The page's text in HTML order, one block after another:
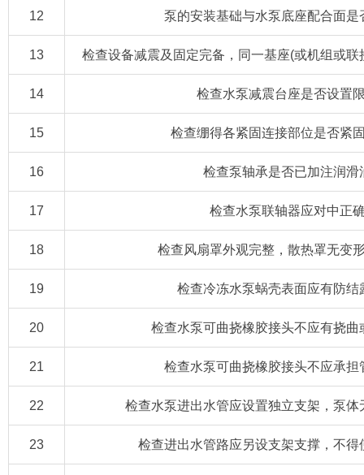
12 泵的安装基础与水泵底座配合面是
13 检查设备减震及固定完备，同一基座(或机组或
14 检查水泵减震台座是否设置
15 检查绷得各紧固连接部位是否紧
16 检查泵轴承是否已加注润滑
17 检查水泵联轴器应对中正
18 检查风扇罩外观完整，散热罩无变
19 检查冷冻水泵蜗壳表面应有防结
20 检查水泵可曲挠橡胶接头不应有挠曲
21 检查水泵可曲挠橡胶接头不应承担
22 检查水泵进出水管应设置独立支架，泵体
23 检查进出水管路应另设支架支撑，不得